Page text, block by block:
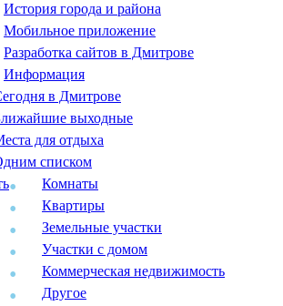
История города и района
Мобильное приложение
Разработка сайтов в Дмитрове
Информация
в Дмитрове
выходные
для отдыха
списком
Комнаты
Квартиры
Земельные участки
Участки с домом
Коммерческая недвижимость
Другое